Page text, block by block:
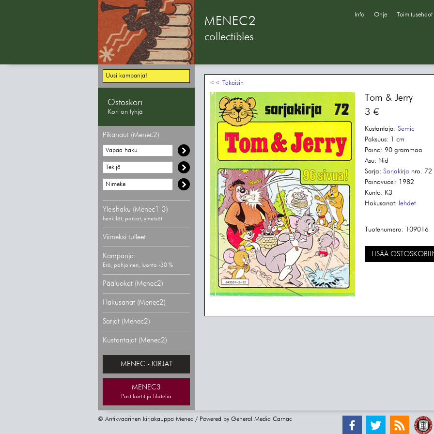
MENEC2
collectibles
Info Ohje Toimitusehdot
Uusi kampanja!
Ostoskori
Kori on tyhjä
Pikahaut (Menec2)
Yleishaku (Menec1-3)
henkilöt, paikat, yhteisöt
Viimeksi tulleet
Kampanja:
Erä, pohjoinen, luonto -30 %
Pääluokat (Menec2)
Hakusanat (Menec2)
Sarjat (Menec2)
Kustantajat (Menec2)
MENEC - KIRJAT
MENEC3
Postikortit ja filatelia
<< Takaisin
Tom & Jerry
3 €
Kustantaja: Semic
Paksuus: 1 cm
Paino: 90 grammaa
Asu: Nid
Sarja: Sarjakirja nro. 72
Painovuosi: 1982
Kunto: K3
Hakusanat: lehdet
Tuotenumero: 109016
LISÄÄ
© Antikvaarinen kirjakauppa Menec / Powered by General Media Carnac